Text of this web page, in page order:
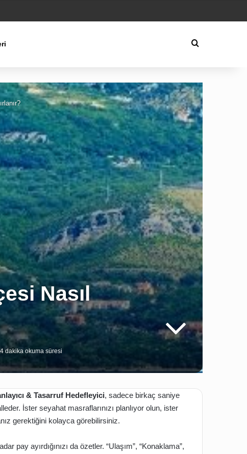
Play
Nasıl
dakika okuma süresi
& Tasarruf Hedefleyici, sadece birkaç saniye
İster seyahat masraflarınızı planlıyor olun, ister
gerektiğini kolayca görebilirsiniz.
pay ayırdığınızı da özetler. “Ulaşım”, “Konaklama”,